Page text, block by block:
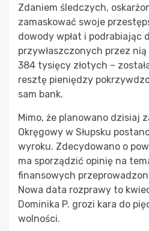
Zdaniem śledczych,
zamaskować swoje
dowody wpłat i podrabiając
przywłaszczonych przez
384 tysięcy złotych –
resztę pieniędzy
sam bank.
Mimo, że planowano dzisiaj
Okręgowy w Słupsku
wyroku. Zdecydowano o
ma sporządzić opinię na
finansowych
Nowa data rozprawy to
Dominika P. grozi kara do
wolności.